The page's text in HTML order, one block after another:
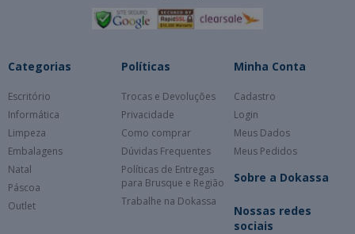
Categorias
Escritório
Informática
Limpeza
Embalagens
Natal
Páscoa
Outlet
Políticas
Trocas e Devoluções
Privacidade
Como comprar
Dúvidas Frequentes
Políticas de Entregas
para Brusque e Região
Trabalhe na Dokassa
Minha Conta
Cadastro
Login
Meus Dados
Meus Pedidos
Sobre a Dokassa
Nossas redes
sociais